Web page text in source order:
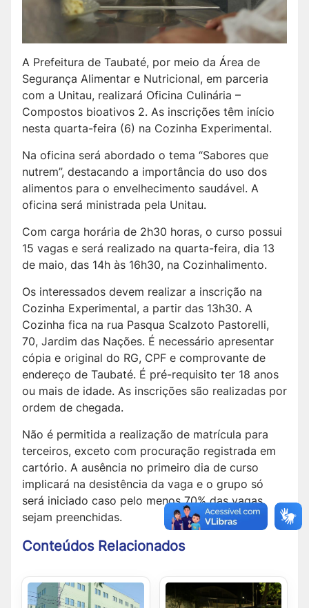
A Prefeitura de Taubaté, por meio da Área de
Segurança Alimentar e Nutricional, em parceria
com a Unitau, realizará Oficina Culinária –
Compostos bioativos 2. As inscrições têm início
nesta quarta-feira (6) na Cozinha Experimental.
Na oficina será abordado o tema “Sabores que
nutrem”, destacando a importância do uso dos
alimentos para o envelhecimento saudável. A
oficina será ministrada pela Unitau.
Com carga horária de 2h30 horas, o curso possui
15 vagas e será realizado na quarta-feira, dia 13
de maio, das 14h às 16h30, na Cozinhalimento.
Os interessados devem realizar a inscrição na
Cozinha Experimental, a partir das 13h30. A
Cozinha fica na rua Pasqua Scalzoto Pastorelli,
70, Jardim das Nações. É necessário apresentar
cópia e original do RG, CPF e comprovante de
endereço de Taubaté. É pré-requisito ter 18 anos
ou mais de idade. As inscrições são realizadas por
ordem de chegada.
Não é permitida a realização de matrícula para
terceiros, exceto com procuração registrada em
cartório. A ausência no primeiro dia de curso
implicará na desistência da vaga e o grupo só
será iniciado caso pelo menos 70% das vagas
sejam preenchidas.
Conteúdos Relacionados